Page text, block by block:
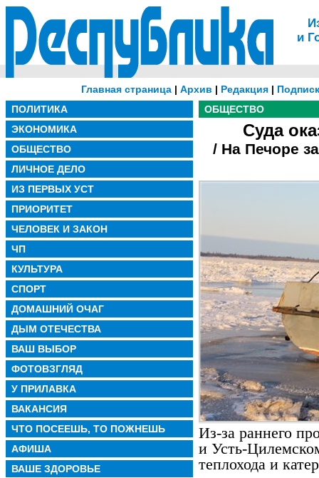
и
Главная страница| Архив | Редакция|
ПОЛИТИКА
ЭКОНОМИКА
ОБЩЕСТВО
ЛИЧНОЕ ДЕЛО
ИЗ ПЕРВЫХ УСТ
ПРИОРИТЕТ
ЧЕЛОВЕК И ЗАКОН
ЧП
КУЛЬТУРА
СПОРТ
ДОМАШНИЙ ОЧАГ
ДЫМ ОТЕЧЕСТВА
ВАШ ВЫБОР
ФОТОВЗГЛЯД
У ПРИЛАВКА
ВАКАНСИЯ
ЧТО ПОСЕЕШЬ, ТО ПОЖНЕШЬ
АФИША
ВАШЕ ЗДОРОВЬЕ
ОБЩЕСТВО
Суда
/ На Печоре
Из-за раннего
и Усть-
теплохода и